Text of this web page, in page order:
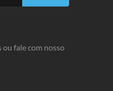
ou fale com nosso